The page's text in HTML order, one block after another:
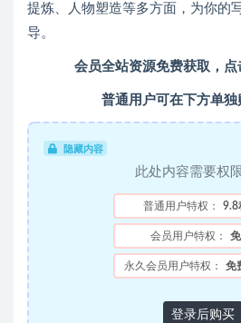
提炼、人物塑造等多方面，为你的
导。
会员全站资源免费获取，
普通用户可在下方单独
隐藏内容
此处内容需要权
普通用户特权： 9.8
会员用户特权：
永久会员用户特权： 免
登录后购买